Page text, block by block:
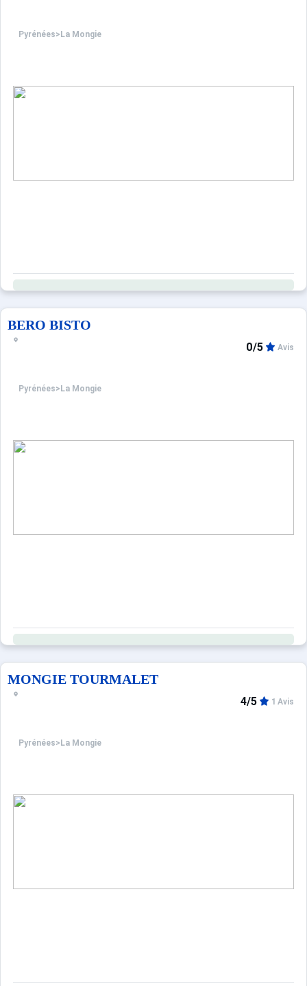
Pyrénées> La Mongie
BERO BISTO
Pyrénées> La Mongie
0/5 Avis
MONGIE TOURMALET
Pyrénées> La Mongie
4/5 1 Avis